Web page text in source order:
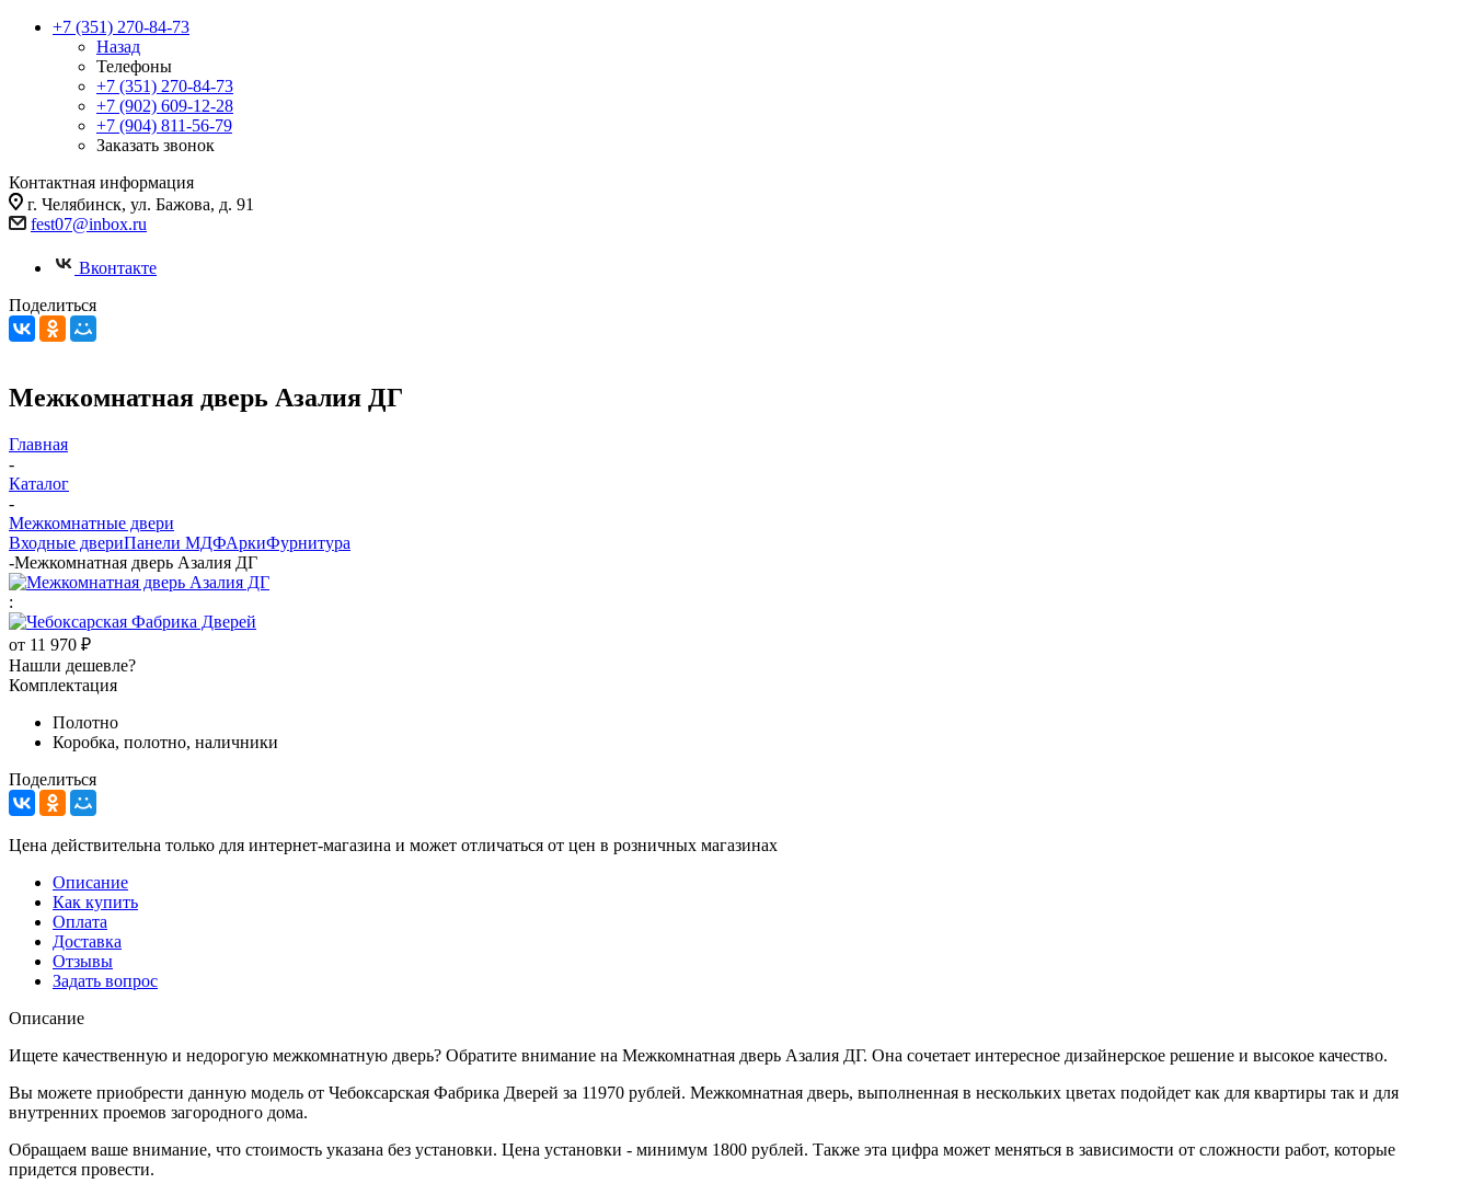
+7 (351) 270-84-73
Назад
Телефоны
+7 (351) 270-84-73
+7 (902) 609-12-28
+7 (904) 811-56-79
Заказать звонок
Контактная информация
г. Челябинск, ул. Бажова, д. 91
fest07@inbox.ru
Вконтакте
Поделиться
Межкомнатная дверь Азалия ДГ
Главная
-
Каталог
-
Межкомнатные двери
Входные двериПанели МДФАркиФурнитура
-Межкомнатная дверь Азалия ДГ
:
от 11 970 ₽
Нашли дешевле?
Комплектация
Полотно
Коробка, полотно, наличники
Поделиться
Цена действительна только для интернет-магазина и может отличаться от цен в розничных магазинах
Описание
Как купить
Оплата
Доставка
Отзывы
Задать вопрос
Описание
Ищете качественную и недорогую межкомнатную дверь? Обратите внимание на Межкомнатная дверь Азалия ДГ. Она сочетает интересное дизайнерское решение и высокое качество.
Вы можете приобрести данную модель от Чебоксарская Фабрика Дверей за 11970 рублей. Межкомнатная дверь, выполненная в нескольких цветах подойдет как для квартиры так и для
внутренних проемов загородного дома.
Обращаем ваше внимание, что стоимость указана без установки. Цена установки - минимум 1800 рублей. Также эта цифра может меняться в зависимости от сложности работ, которые
придется провести.